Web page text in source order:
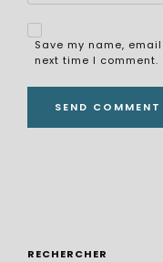
Save my name,
next time I comment.
RECHERCHER